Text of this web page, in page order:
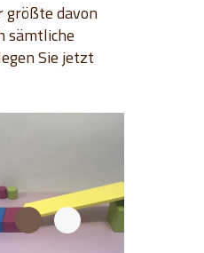
größte davon
sämtliche
Sie jetzt